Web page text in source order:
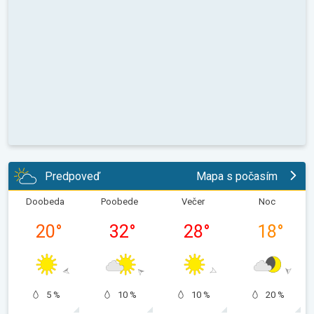
Predpoveď Mapa s počasím
Doobeda
20°
5 %
Poobede
32°
10 %
Večer
28°
10 %
Noc
18°
20 %